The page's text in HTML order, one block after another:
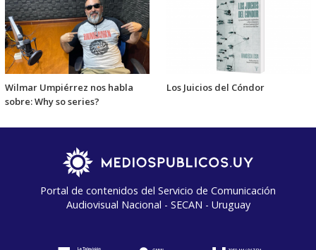
Wilmar Umpiérrez nos habla
sobre: Why so series?
Los Juicios del Cóndor
Portal de contenidos del Servicio de Comunicación
Audiovisual Nacional - SECAN - Uruguay